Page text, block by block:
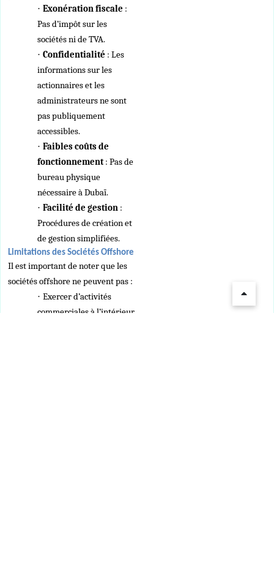
· Exonération fiscale :
Pas d’impôt sur les
sociétés ni de TVA.
· Confidentialité : Les
informations sur les
actionnaires et les
administrateurs ne sont
pas publiquement
accessibles.
· Faibles coûts de
fonctionnement: Pas de
bureau physique
nécessaire à Dubaï.
· Facilité de gestion :
Procédures de création et
de gestion simplifiées.
Limitations des Sociétés Offshore
Il est important de noter que les
sociétés offshore ne peuvent pas :
· Exercer d’activités
commerciales à l’intérieur